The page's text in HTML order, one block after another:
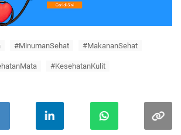
#MinumanSehat #MakananSehat
#KesehatanKulit